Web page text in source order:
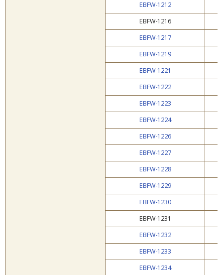
EBFW-1212
EBFW-1216
EBFW-1217
EBFW-1219
EBFW-1221
EBFW-1222
EBFW-1223
EBFW-1224
EBFW-1226
EBFW-1227
EBFW-1228
EBFW-1229
EBFW-1230
EBFW-1231
EBFW-1232
EBFW-1233
EBFW-1234